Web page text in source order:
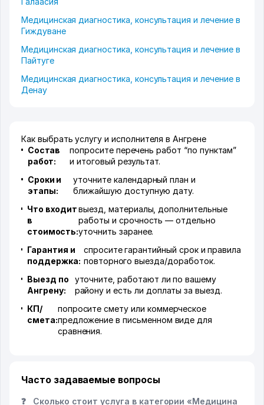
Медицинская диагностика, консультация и лечение в
Гиждуване
Медицинская диагностика, консультация и лечение в
Пайтуге
Медицинская диагностика, консультация и лечение в
Денау
Как выбрать услугу и исполнителя в Ангрене
Состав
работ:
попросите перечень работ “по пунктам”
и итоговый результат.
Сроки и
этапы:
уточните календарный план и
ближайшую доступную дату.
Что входит
в
стоимость:
выезд, материалы, дополнительные
работы и срочность — отдельно
уточнить заранее.
Гарантия и
поддержка:
спросите гарантийный срок и правила
повторного выезда/доработок.
Выезд по
Ангрену:
уточните, работают ли по вашему
району и есть ли доплаты за выезд.
КП/
смета:
попросите смету или коммерческое
предложение в письменном виде для
сравнения.
Часто задаваемые вопросы
❓
Сколько стоит услуга в категории «Медицина